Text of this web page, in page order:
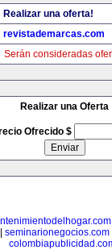
Realizar una oferta!
revistademarcas.com
Serán consideradas
Realizar una Oferta
Ofrecido $
seminarionegocios.com